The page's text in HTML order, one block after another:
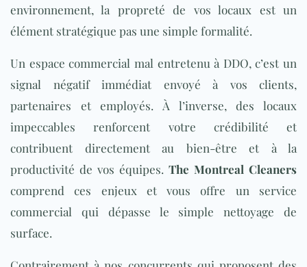
environnement, la propreté de vos locaux est un
élément stratégique pas une simple formalité.
Un espace commercial mal entretenu à DDO, c’est un
signal négatif immédiat envoyé à vos clients,
partenaires et employés. À l’inverse, des locaux
impeccables renforcent votre crédibilité et
contribuent directement au bien-être et à la
productivité de vos équipes. The Montreal Cleaners
comprend ces enjeux et vous offre un service
commercial qui dépasse le simple nettoyage de
surface.